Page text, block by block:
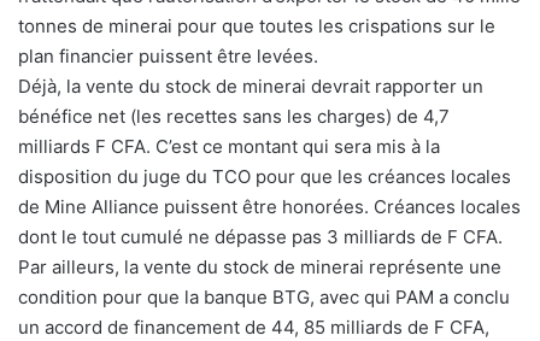
tonnes de minerai pour que toutes les crispations sur le
plan financier puissent être levées.
Déjà, la vente du stock de minerai devrait rapporter un
bénéfice net (les recettes sans les charges) de 4,7
milliards F CFA. C’est ce montant qui sera mis à la
disposition du juge du TCO pour que les créances locales
de Mine Alliance puissent être honorées. Créances locales
dont le tout cumulé ne dépasse pas 3 milliards de F CFA.
Par ailleurs, la vente du stock de minerai représente une
condition pour que la banque BTG, avec qui PAM a conclu
un accord de financement de 44, 85 milliards de F CFA,